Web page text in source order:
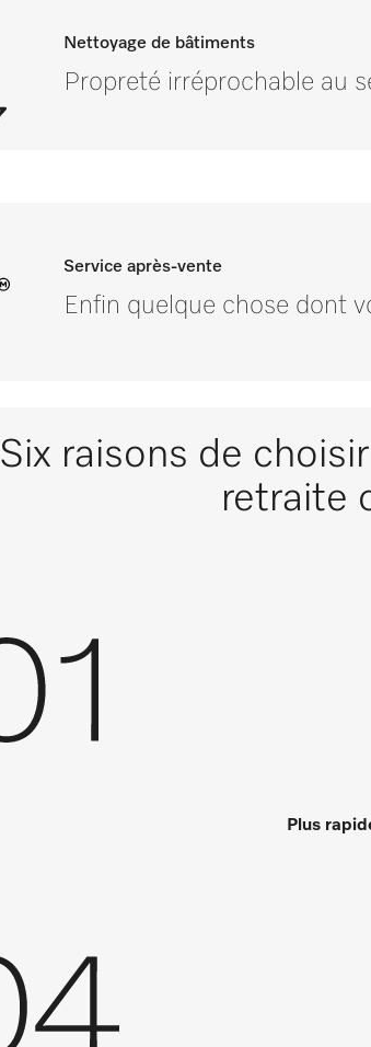
Nettoyage de bâtiments
Propreté irréprochable au
Service après-vente
Enfin quelque chose dont
Six raisons de
retraite
Plus